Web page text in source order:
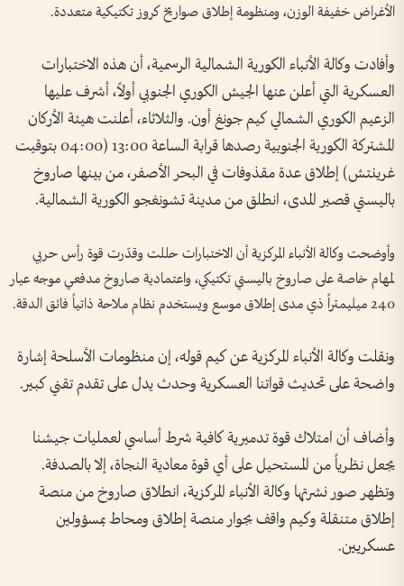
الأغراض خفيفة الوزن، ومنظومة إطلاق صواريخ كروز تكتيكية متعددة.
وأفادت وكالة الأنباء الكورية الشمالية الرسمية، أن هذه الاختبارات
العسكرية التي أعلن عنها الجيش الكوري الجنوبي أولاً، أشرف عليها
الزعيم الكوري الشمالي كيم جونغ أون. والثلاثاء، أعلنت هيئة الأركان
المشتركة الكورية الجنوبية رصدها قرابة الساعة 13:00 (04:00 بتوقيت
غرينتش) إطلاق عدة مقذوفات في البحر الأصفر، من بينها صاروخ
باليستي قصير المدى، انطلق من مدينة تشونغجو الكورية الشمالية.
وأوضحت وكالة الأنباء المركزية أن الاختبارات حللت وقدّرت قوة رأس حربي
لمهام خاصة على صاروخ باليستي تكتيكي، واعتمادية صاروخ مدفعي موجه عيار
240 ميليمتراً ذي مدى إطلاق موسع ويستخدم نظام ملاحة ذاتياً فائق الدقة.
ونقلت وكالة الأنباء المركزية عن كيم قوله، إن منظومات الأسلحة إشارة
واضحة على تحديث قواتنا العسكرية وحدث يدل على تقدم تقني كبير.
وأضاف أن امتلاك قوة تدميرية كافية شرط أساسي لعمليات جيشنا
يجعل نظرياً من المستحيل على أي قوة معادية النجاة، إلا بالصدفة.
وتظهر صور نشرتها وكالة الأنباء المركزية، انطلاق صاروخ من منصة
إطلاق متنقلة وكيم واقف بجوار منصة إطلاق ومحاط بمسؤولين
عسكريين.